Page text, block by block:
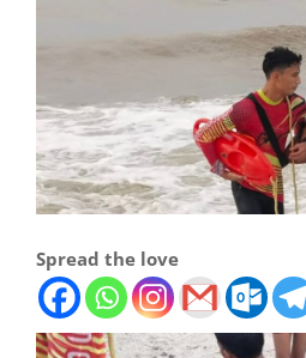
Spread the love